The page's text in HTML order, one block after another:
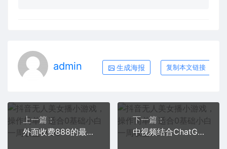
admin 生成海报 复制本文链接
上一篇：
外面收费888的最新AI智能快手全自动抢红包脚本，防风控单机一天10+【永…
下一篇：
中视频结合ChatGPT，三天变现3100，人人可做 玩法思路实操教学！